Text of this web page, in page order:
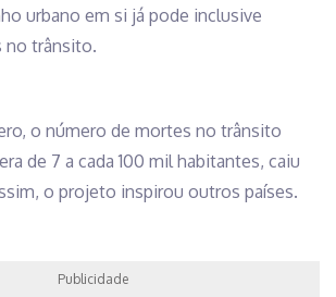
urbano em si já pode inclusive
no trânsito.
o número de mortes no trânsito
de 7 a cada 100 mil habitantes, caiu
o projeto inspirou outros países.
Publicidade